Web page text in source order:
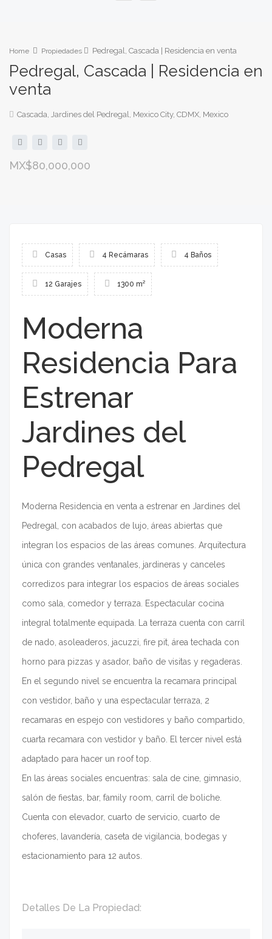
Home Propiedades Pedregal, Cascada | Residencia en venta
Pedregal, Cascada | Residencia en
venta
Cascada, Jardines del Pedregal, Mexico City, CDMX, Mexico
MX$80,000,000
Casas 4 Recámaras 4 Baños
12 Garajes 1300 m²
Moderna
Residencia Para
Estrenar
Jardines del
Pedregal
Moderna Residencia en venta a estrenar en Jardines del
Pedregal, con acabados de lujo, áreas abiertas que
integran los espacios de las áreas comunes. Arquitectura
única con grandes ventanales, jardineras y canceles
corredizos para integrar los espacios de áreas sociales
como sala, comedor y terraza. Espectacular cocina
integral totalmente equipada. La terraza cuenta con carril
de nado, asoleaderos, jacuzzi, fire pit, área techada con
horno para pizzas y asador, baño de visitas y regaderas.
En el segundo nivel se encuentra la recamara principal
con vestidor, baño y una espectacular terraza, 2
recamaras en espejo con vestidores y baño compartido,
cuarta recamara con vestidor y baño. El tercer nivel está
adaptado para hacer un roof top.
En las áreas sociales encuentras: sala de cine, gimnasio,
salón de fiestas, bar, family room, carril de boliche.
Cuenta con elevador, cuarto de servicio, cuarto de
choferes, lavandería, caseta de vigilancia, bodegas y
estacionamiento para 12 autos.
Detalles De La Propiedad: